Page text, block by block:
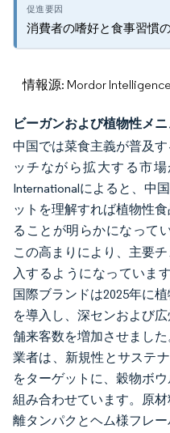
消費者の嗜好と食事習慣
情報源: Mordor Intelligence
ビーガンおよび植物性メ
中国では菜食主義が普及
ッチながら拡大する市
Internationalによると、中
ットを理解すれば植物性
ることが明らかになって
この高まりにより、主要
入するようになっていま
国際ブランドは2025年に
を導入し、深センおよび
舗来客数を増加させまし
業者は、新規性とサステ
をターゲットに、穀物ボ
組み合わせています。原
離タンパクとヘム様フレ